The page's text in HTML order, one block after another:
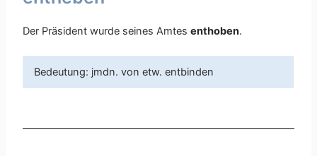
Der Präsident wurde seines Amtesenthoben.
Bedeutung: jmdn. von etw. entbinden